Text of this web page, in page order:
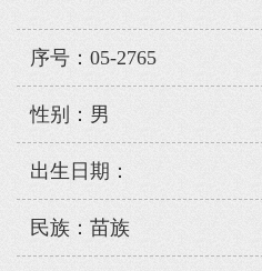
序号：05-2765
性别：男
出生日期：
民族：苗族